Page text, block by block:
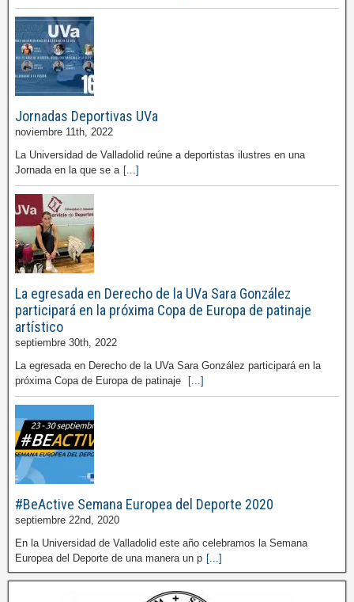
Jornadas Deportivas UVa
noviembre 11th, 2022
La Universidad de Valladolid reúne a deportistas ilustres en una
Jornada en la que se a [...]
La egresada en Derecho de la UVa Sara González
participará en la próxima Copa de Europa de patinaje
artístico
septiembre 30th, 2022
La egresada en Derecho de la UVa Sara González participará en la
próxima Copa de Europa de patinaje
[...]
#BeActive Semana Europea del Deporte 2020
septiembre 22nd, 2020
En la Universidad de Valladolid este año celebramos la Semana
Europea del Deporte de una manera un p [...]